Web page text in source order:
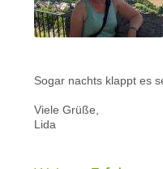
Sogar nachts klappt es
Viele Grüße,
Lida